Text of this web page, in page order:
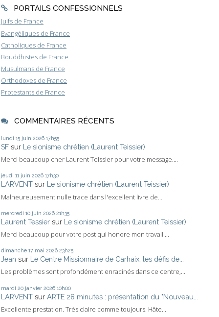
PORTAILS CONFESSIONNELS
Juifs de France
Evangéliques de France
Catholiques de France
Bouddhistes de France
Musulmans de France
Orthodoxes de France
Protestants de France
COMMENTAIRES RÉCENTS
lundi 15 juin 2026 17h55
SF sur Le sionisme chrétien (Laurent Teissier)
Merci beaucoup cher Laurent Teissier pour votre message....
jeudi 11 juin 2026 17h30
LARVENT sur Le sionisme chrétien (Laurent Teissier)
Malheureusement nulle trace dans l'excellent livre de...
mercredi 10 juin 2026 21h35
Laurent Tessier sur Le sionisme chrétien (Laurent Teissier)
Merci beaucoup pour votre post qui honore mon travail!...
dimanche 17 mai 2026 23h25
Jean sur Le Centre Missionnaire de Carhaix, les défis de...
Les problèmes sont profondément enracinés dans ce centre,...
mardi 20 janvier 2026 10h00
LARVENT sur ARTE 28 minutes : présentation du "Nouveau...
Excellente prestation. Très claire comme toujours. Hâte...